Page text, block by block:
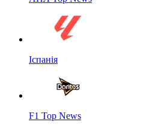
Іспанія
F1 Top News